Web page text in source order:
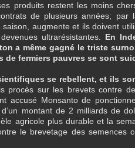
produits restent les moins
de plusieurs années; par
augmente et ils doivent
ultrarésistantes. En
a même gagné le triste
de fermiers pauvres se sont
se rebellent, et ils
procès sur les brevets contre
accusé Monsanto de
montant de 2 milliards de
agricole plus durable et la
le brevetage des semences